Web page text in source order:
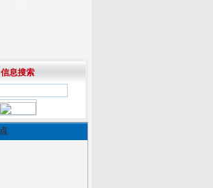
信息搜索